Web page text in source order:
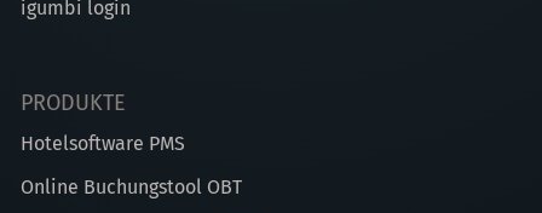
igumbi login
PRODUKTE
Hotelsoftware PMS
Online Buchungstool OBT